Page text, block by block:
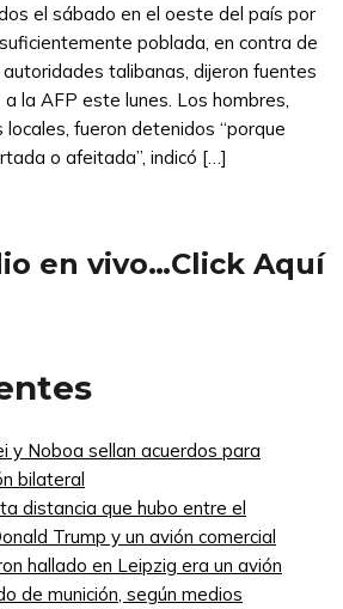
el sábado en el oeste del país por
poblada, en contra de
talibanas, dijeron fuentes
la AFP este lunes. Los hombres,
fueron detenidos “porque
o afeitada”, indicó […]
en vivo…Click Aquí
y Noboa sellan acuerdos para
bilateral
distancia que hubo entre el
Trump y un avión comercial
hallado en Leipzig era un avión
de munición, según medios